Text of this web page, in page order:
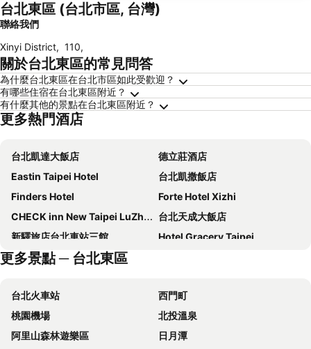
台北東區 (台北市區, 台灣)
聯絡我們
Xinyi District, 110,
關於台北東區的常見問答
為什麼台北東區在台北市區如此受歡迎？
有哪些住宿在台北東區附近？
有什麼其他的景點在台北東區附近？
更多熱門酒店
台北凱達大飯店
德立莊酒店
Eastin Taipei Hotel
台北凱撒飯店
Finders Hotel
Forte Hotel Xizhi
CHECK inn New Taipei LuZhou
台北天成大飯店
新驛旅店台北車站三館
Hotel Gracery Taipei
台北西門町意舍
Hotel Cham Cham Taipei
路徒行旅
瓏山林台北中和飯店
和苑三井花園飯店 台北忠孝
The Grand Hotel
Mayer Inn
更多景點 ─ 台北東區
台北火車站
西門町
桃園機場
北投溫泉
阿里山森林遊樂區
日月潭